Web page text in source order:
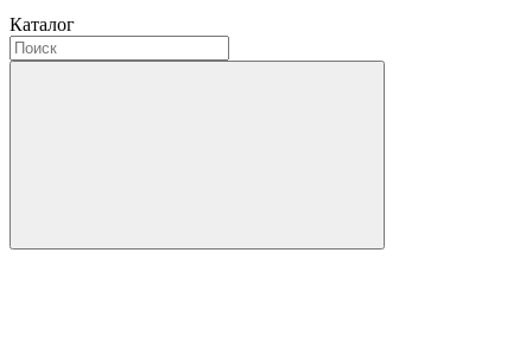
Каталог